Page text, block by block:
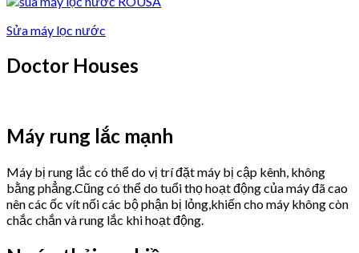
Sửa máy lọc nước
Doctor Houses
Máy rung lắc mạnh
Máy bị rung lắc có thể do vị trí đặt máy bị cập kênh, không
bằng phẳng.Cũng có thể do tuổi thọ hoạt động của máy đã cao
nên các ốc vít nối các bộ phận bị lỏng,khiến cho máy không còn
chắc chắn và rung lắc khi hoạt động.